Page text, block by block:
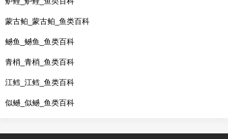
蒙古鲌_蒙古鲌_鱼类百科
鳡鱼_鳡鱼_鱼类百科
青梢_青梢_鱼类百科
江鳕_江鳕_鱼类百科
似鳡_似鳡_鱼类百科